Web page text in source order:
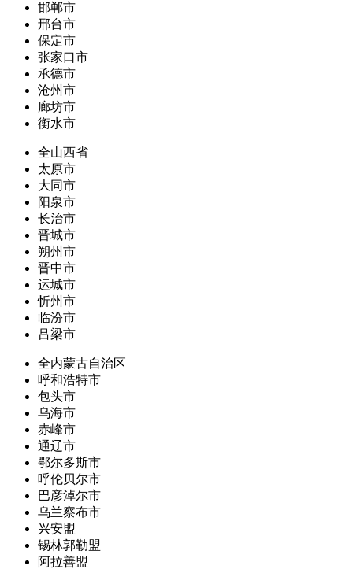
邯郸市
邢台市
保定市
张家口市
承德市
沧州市
廊坊市
衡水市
全山西省
太原市
大同市
阳泉市
长治市
晋城市
朔州市
晋中市
运城市
忻州市
临汾市
吕梁市
全内蒙古自治区
呼和浩特市
包头市
乌海市
赤峰市
通辽市
鄂尔多斯市
呼伦贝尔市
巴彦淖尔市
乌兰察布市
兴安盟
锡林郭勒盟
阿拉善盟